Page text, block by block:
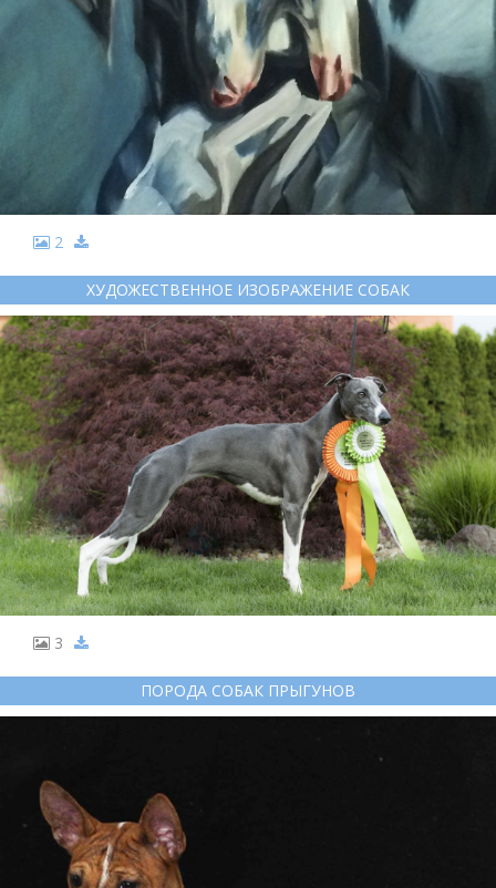
2
ХУДОЖЕСТВЕННОЕ ИЗОБРАЖЕНИЕ СОБАК
3
ПОРОДА СОБАК ПРЫГУНОВ